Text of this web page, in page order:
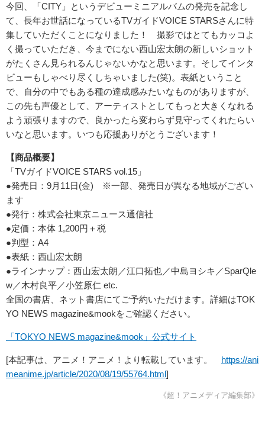
今回、「CITY」というデビューミニアルバムの発売を記念し
て、長年お世話になっているTVガイドVOICE STARSさんに特
集していただくことになりました！ 撮影ではとてもカッコよ
く撮っていただき、今までにない西山宏太朗の新しいショット
がたくさん見られるんじゃないかなと思います。そしてインタ
ビューもしゃべり尽くしちゃいました(笑)。表紙ということ
で、自分の中でもある種の達成感みたいなものがありますが、
この先も声優として、アーティストとしてもっと大きくなれる
よう頑張りますので、良かったら変わらず見守ってくれたらい
いなと思います。いつも応援ありがとうございます！
【商品概要】
「TVガイドVOICE STARS vol.15」
●発売日：9月11日(金) ※一部、発売日が異なる地域がござい
ます
●発行：株式会社東京ニュース通信社
●定価：本体 1,200円＋税
●判型：A4
●表紙：西山宏太朗
●ラインナップ：西山宏太朗／江口拓也／中島ヨシキ／SparQle
w／木村良平／小笠原仁 etc.
全国の書店、ネット書店にてご予約いただけます。詳細はTOK
YO NEWS magazine&mookをご確認ください。
「TOKYO NEWS magazine&mook」公式サイト
[本記事は、アニメ！アニメ！より転載しています。 https://ani
meanime.jp/article/2020/08/19/55764.html]
《超！アニメディア編集部》